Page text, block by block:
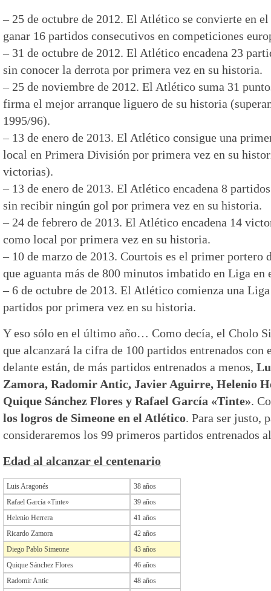
– 25 de octubre de 2012. El Atlético se convierte en
ganar 16 partidos consecutivos en competiciones
– 31 de octubre de 2012. El Atlético encadena 23
sin conocer la derrota por primera vez en su historia.
– 25 de noviembre de 2012. El Atlético suma 31
firma el mejor arranque liguero de su historia
1995/96).
– 13 de enero de 2013. El Atlético consigue una
local en Primera División por primera vez en su
victorias).
– 13 de enero de 2013. El Atlético encadena 8
sin recibir ningún gol por primera vez en su historia.
– 24 de febrero de 2013. El Atlético encadena 14
como local por primera vez en su historia.
– 10 de marzo de 2013. Courtois es el primer
que aguanta más de 800 minutos imbatido en Liga en
– 6 de octubre de 2013. El Atlético comienza una
partidos por primera vez en su historia.
Y eso sólo en el último año… Como decía, el Cholo
que alcanzará la cifra de 100 partidos entrenados
delante están, de más partidos entrenados a menos,
Zamora, Radomir Antic, Javier Aguirre, Helenio
Quique Sánchez Flores y Rafael García «Tinte».
los logros de Simeone en el Atlético. Para ser justo,
consideraremos los 99 primeros partidos entrenados
Edad al alcanzar el centenario
Luis Aragonés
38 años
Rafael García «Tinte»
39 años
Helenio Herrera
41 años
Ricardo Zamora
42 años
Diego Pablo Simeone
43 años
Quique Sánchez Flores
46 años
Radomir Antic
48 años